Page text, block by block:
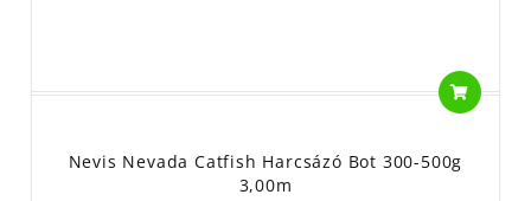
Nevis Nevada Catfish Harcsázó Bot 300-500g
3,00m